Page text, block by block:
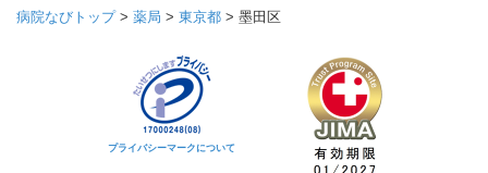
病院なびトップ> 薬局 > 東京都 > 墨田区
プライバシーマークについて